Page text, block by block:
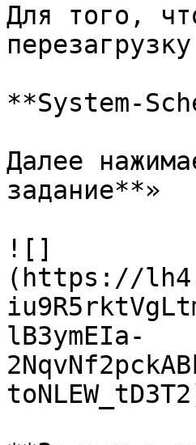
Для того,
**System-
Далее
задание**»
![]
(https://
lB3ymEIa-